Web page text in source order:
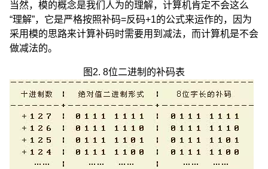
当然，模的概念是我们人为的理解，计算机肯定不会这么
“理解”，它是严格按照补码=反码+1的公式来运作的，因为
采用模的思路来计算补码时需要用到减法，而计算机是不会
做减法的。
图2. 8位二进制的补码表